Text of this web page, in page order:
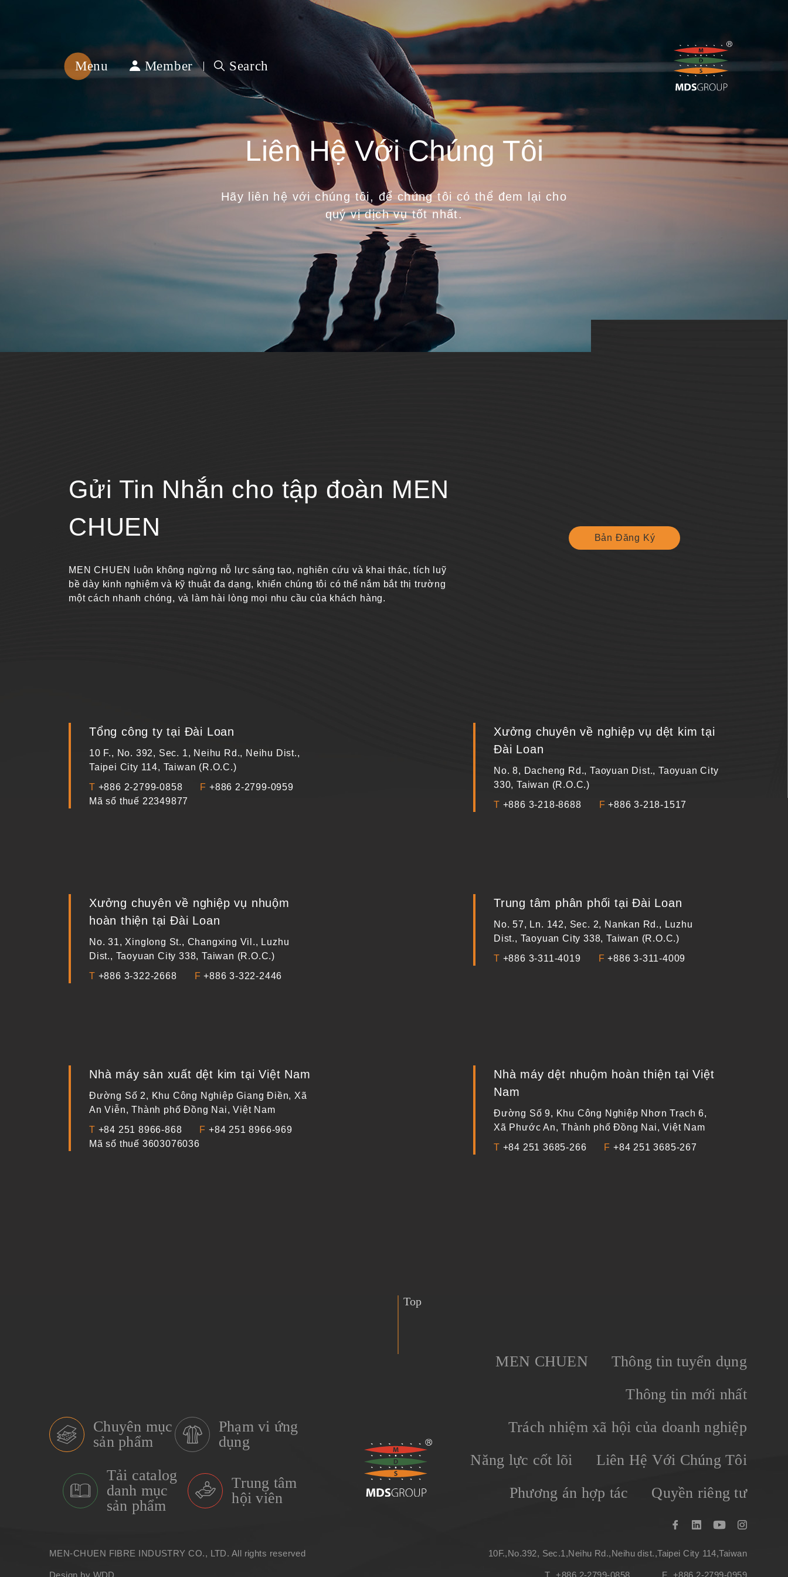
Menu Member Search
Liên Hệ Với Chúng Tôi
Hãy liên hệ với chúng tôi, để chúng tôi có thể đem lại cho
quý vị dịch vụ tốt nhất.
Gửi Tin Nhắn cho tập đoàn MEN
CHUEN
MEN CHUEN luôn không ngừng nỗ lực sáng tạo, nghiên cứu và khai thác, tích luỹ
bề dày kinh nghiệm và kỹ thuật đa dạng, khiến chúng tôi có thể nắm bắt thị trường
một cách nhanh chóng, và làm hài lòng mọi nhu cầu của khách hàng.
Bản Đăng Ký
Tổng công ty tại Đài Loan
10 F., No. 392, Sec. 1, Neihu Rd., Neihu Dist.,
Taipei City 114, Taiwan (R.O.C.)
T +886 2-2799-0858 F+886 2-2799-0959
Mã số thuế 22349877
Xưởng chuyên về nghiệp vụ dệt kim tại
Đài Loan
No. 8, Dacheng Rd., Taoyuan Dist., Taoyuan City
330, Taiwan (R.O.C.)
T +886 3-218-8688 F+886 3-218-1517
Xưởng chuyên về nghiệp vụ nhuộm
hoàn thiện tại Đài Loan
No. 31, Xinglong St., Changxing Vil., Luzhu
Dist., Taoyuan City 338, Taiwan (R.O.C.)
T +886 3-322-2668 F+886 3-322-2446
Trung tâm phân phối tại Đài Loan
No. 57, Ln. 142, Sec. 2, Nankan Rd., Luzhu
Dist., Taoyuan City 338, Taiwan (R.O.C.)
T +886 3-311-4019 F+886 3-311-4009
Nhà máy sản xuất dệt kim tại Việt Nam
Đường Số 2, Khu Công Nghiệp Giang Điền, Xã
An Viễn, Thành phố Đồng Nai, Việt Nam
T +84 251 8966-868 F+84 251 8966-969
Mã số thuế 3603076036
Nhà máy dệt nhuộm hoàn thiện tại Việt
Nam
Đường Số 9, Khu Công Nghiệp Nhơn Trạch 6,
Xã Phước An, Thành phố Đồng Nai, Việt Nam
T +84 251 3685-266 F+84 251 3685-267
Top
Chuyên mục
sản phẩm
Phạm vi ứng
dụng
Tải catalog
danh mục
sản phẩm
Trung tâm
hội viên
MEN-CHUEN FIBRE INDUSTRY CO., LTD. All rights reserved
Design by WDD.
MEN CHUEN
Thông tin tuyển dụng
Thông tin mới nhất
Trách nhiệm xã hội của doanh nghiệp
Năng lực cốt lõi
Liên Hệ Với Chúng Tôi
Phương án hợp tác
Quyền riêng tư
10F.,No.392, Sec.1,Neihu Rd.,Neihu dist.,Taipei City 114,Taiwan
T +886 2-2799-0858 F +886 2-2799-0959